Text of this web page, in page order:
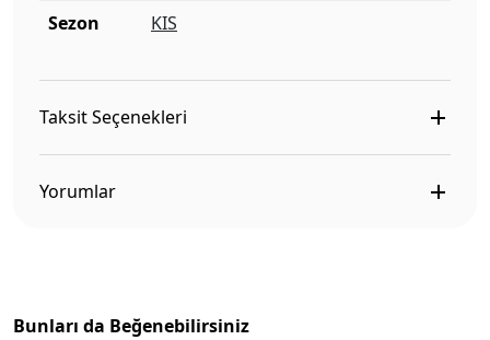
Sezon
KIS
Taksit Seçenekleri
Yorumlar
Bunları da Beğenebilirsiniz